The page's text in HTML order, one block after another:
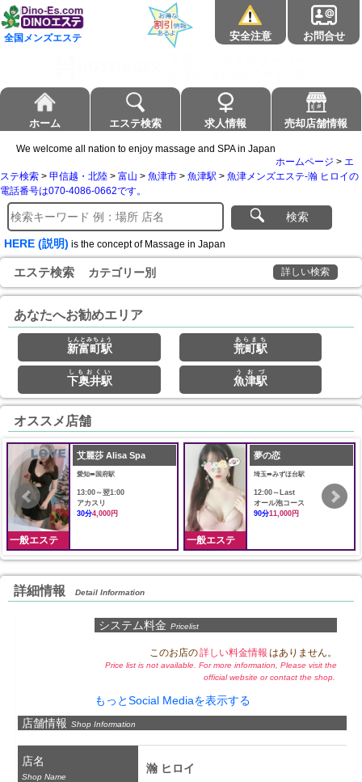
全国メンズエステ 安全注意 お問合せ
ホーム エステ検索 求人情報 売却店舗情報
We welcome all nation to enjoy massage and SPA in Japan
ホームページ > エ
ステ検索 > 甲信越・北陸 > 富山 > 魚津市 > 魚津駅 > 魚津メンズエステ-瀚 ヒロイの
電話番号は070-4086-0662です。
検索
HERE (説明) is the concept of Massage in Japan
エステ検索 カテゴリー別 詳しい検索
あなたへお勧めエリア
新富町駅
しんとみちょう
荒町駅
あらまち
下奥井駅
しもおくい
魚津駅
うおづ
オススメ店舗
一般エステ
艾麗莎 Alisa Spa
愛知➠国府駅
13:00～翌1:00
アカスリ
30分4,000円
一般エステ
夢の恋
埼玉➠みずほ台駅
12:00～Last
オール泡コース
90分11,000円
詳細情報 Detail Information
システム料金 Pricelist
このお店の詳しい料金情報 はありません。
Price list is not available. For more information, Please visit the
official website or contact the shop.
もっとSocial Mediaを表示する
店舗情報 Shop Information
店名
Shop Name
瀚 ヒロイ